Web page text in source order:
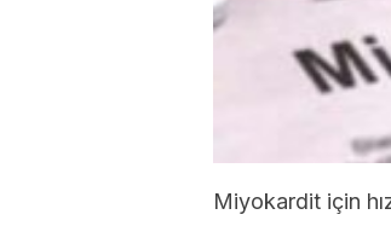
Miyokardit için